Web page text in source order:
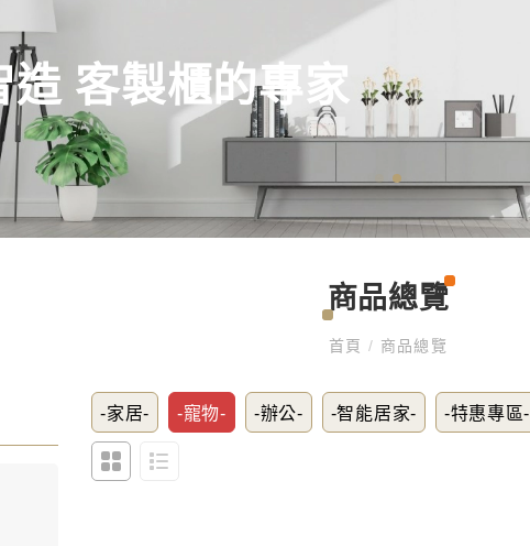
客製櫃的專家
商品總覽
首頁 / 商品總覽
-家居- -寵物- -辦公- -智能居家- -特惠專區-